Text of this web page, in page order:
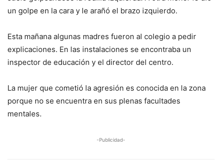
un golpe en la cara y le arañó el brazo izquierdo.
Esta mañana algunas madres fueron al colegio a pedir
explicaciones. En las instalaciones se encontraba un
inspector de educación y el director del centro.
La mujer que cometió la agresión es conocida en la zona
porque no se encuentra en sus plenas facultades
mentales.
-Publicidad-